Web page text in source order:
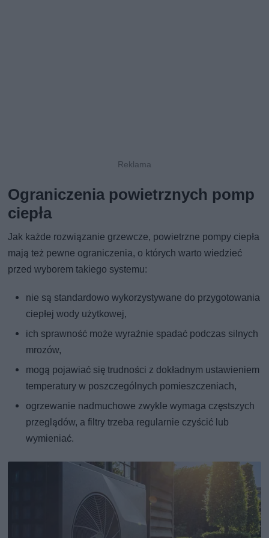
Ograniczenia powietrznych pomp
ciepła
Jak każde rozwiązanie grzewcze, powietrzne pompy ciepła
mają też pewne ograniczenia, o których warto wiedzieć
przed wyborem takiego systemu:
nie są standardowo wykorzystywane do przygotowania
ciepłej wody użytkowej,
ich sprawność może wyraźnie spadać podczas silnych
mrozów,
mogą pojawiać się trudności z dokładnym ustawieniem
temperatury w poszczególnych pomieszczeniach,
ogrzewanie nadmuchowe zwykle wymaga częstszych
przeglądów, a filtry trzeba regularnie czyścić lub
wymieniać.